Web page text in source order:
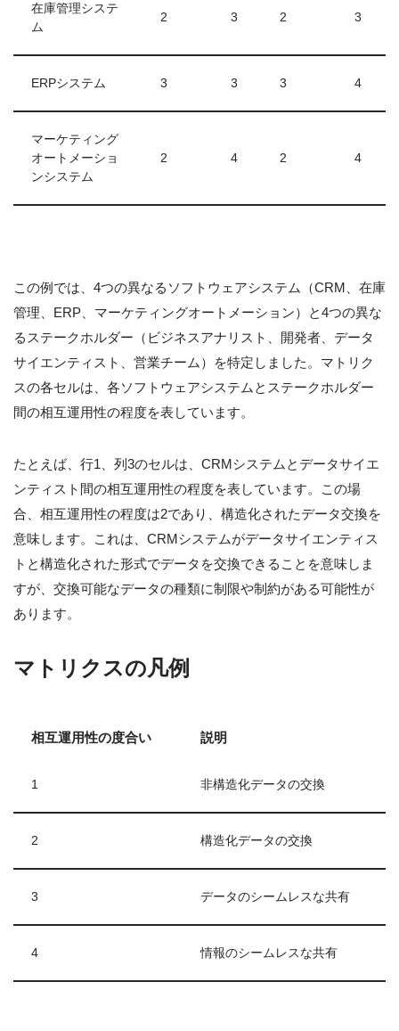
在庫管理システ
ム
2 3 2 3
ERPシステム 3 3 3 4
マーケティング
オートメーショ
ンシステム
2 4 2 4
この例では、4つの異なるソフトウェアシステム（CRM、在庫
管理、ERP、マーケティングオートメーション）と4つの異な
るステークホルダー（ビジネスアナリスト、開発者、データ
サイエンティスト、営業チーム）を特定しました。マトリク
スの各セルは、各ソフトウェアシステムとステークホルダー
間の相互運用性の程度を表しています。
たとえば、行1、列3のセルは、CRMシステムとデータサイエ
ンティスト間の相互運用性の程度を表しています。この場
合、相互運用性の程度は2であり、構造化されたデータ交換を
意味します。これは、CRMシステムがデータサイエンティス
トと構造化された形式でデータを交換できることを意味しま
すが、交換可能なデータの種類に制限や制約がある可能性が
あります。
マトリクスの凡例
相互運用性の度合い 説明
1 非構造化データの交換
2 構造化データの交換
3 データのシームレスな共有
4 情報のシームレスな共有